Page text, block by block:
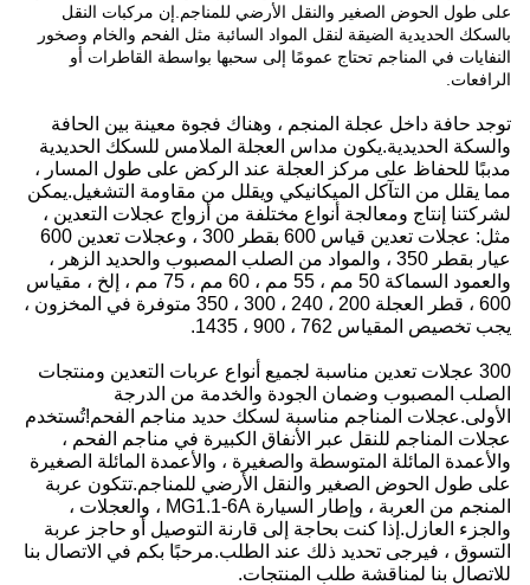
على طول الحوض الصغير والنقل الأرضي للمناجم.إن مركبات النقل
بالسكك الحديدية الضيقة لنقل المواد السائبة مثل الفحم والخام وصخور
النفايات في المناجم تحتاج عمومًا إلى سحبها بواسطة القاطرات أو
الرافعات.
توجد حافة داخل عجلة المنجم ، وهناك فجوة معينة بين الحافة
والسكة الحديدية.يكون مداس العجلة الملامس للسكك الحديدية
مدببًا للحفاظ على مركز العجلة عند الركض على طول المسار ،
مما يقلل من التآكل الميكانيكي ويقلل من مقاومة التشغيل.يمكن
لشركتنا إنتاج ومعالجة أنواع مختلفة من أزواج عجلات التعدين ،
مثل: عجلات تعدين قياس 600 بقطر 300 ، وعجلات تعدين 600
عيار بقطر 350 ، والمواد من الصلب المصبوب والحديد الزهر ،
والعمود السماكة 50 مم ، 55 مم ، 60 مم ، 75 مم ، إلخ ، مقياس
600 ، قطر العجلة 200 ، 240 ، 300 ، 350 متوفرة في المخزون ،
يجب تخصيص المقياس 762 ، 900 ، 1435.
300 عجلات تعدين مناسبة لجميع أنواع عربات التعدين ومنتجات
الصلب المصبوب وضمان الجودة والخدمة من الدرجة
الأولى.عجلات المناجم مناسبة لسكك حديد مناجم الفحم!تُستخدم
عجلات المناجم للنقل عبر الأنفاق الكبيرة في مناجم الفحم ،
والأعمدة المائلة المتوسطة والصغيرة ، والأعمدة المائلة الصغيرة
على طول الحوض الصغير والنقل الأرضي للمناجم.تتكون عربة
المنجم من العربة ، وإطار السيارة MG1.1-6A ، والعجلات ،
والجزء العازل.إذا كنت بحاجة إلى قارنة التوصيل أو حاجز عربة
التسوق ، فيرجى تحديد ذلك عند الطلب.مرحبًا بكم في الاتصال بنا
للاتصال بنا لمناقشة طلب المنتجات.